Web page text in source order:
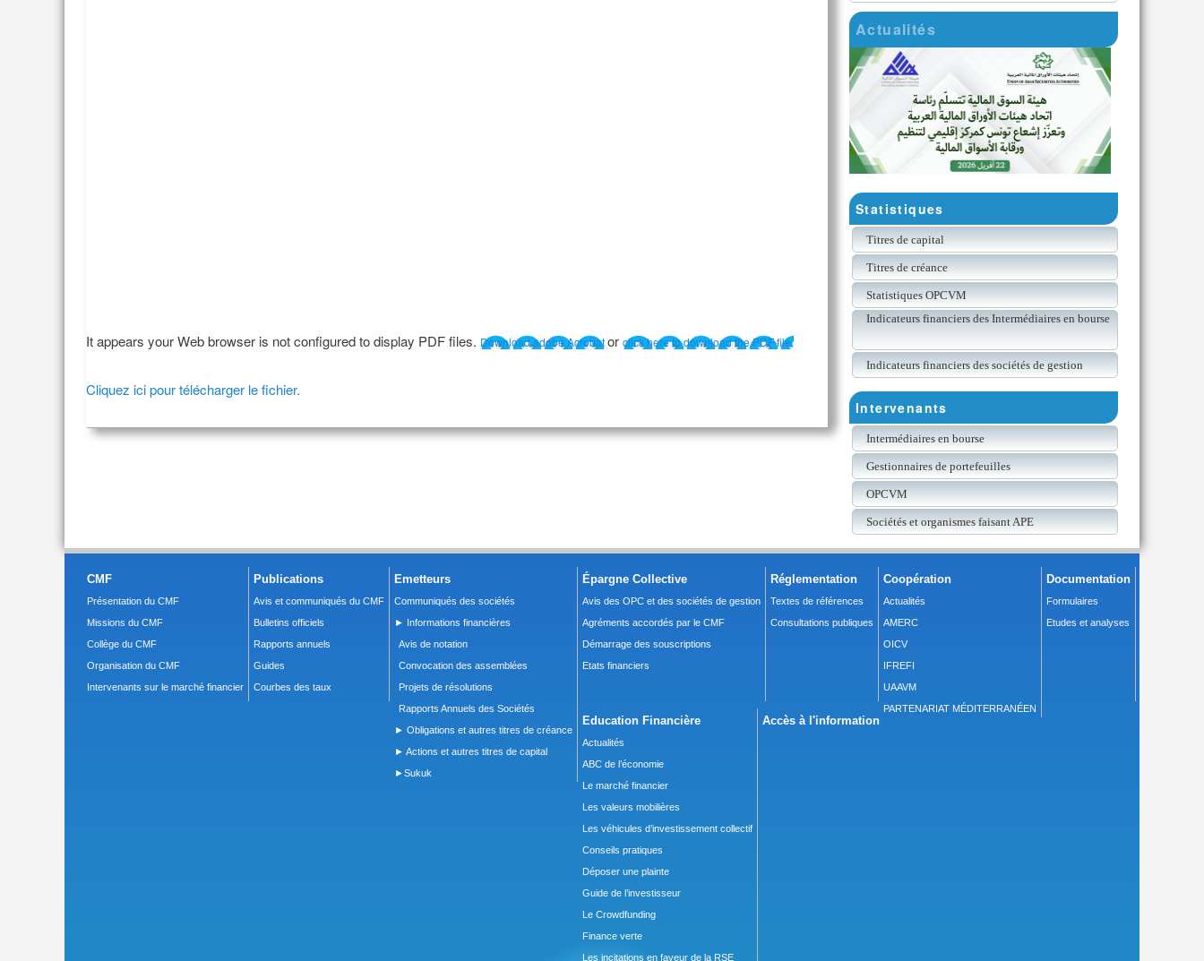
It appears your Web browser is not configured to display PDF files. Download adobe Acrobator click here to download the PDF file.
Cliquez ici pour télécharger le fichier.
Actualités
Statistiques
Titres de capital
Titres de créance
Statistiques OPCVM
Indicateurs financiers des Intermédiaires en bourse
Indicateurs financiers des sociétés de gestion
Intervenants
Intermédiaires en bourse
Gestionnaires de portefeuilles
OPCVM
Sociétés et organismes faisant APE
CMF
Présentation du CMF
Missions du CMF
Collège du CMF
Organisation du CMF
Intervenants sur le marché financier
Publications
Avis et communiqués du CMF
Bulletins officiels
Rapports annuels
Guides
Courbes des taux
Emetteurs
Communiqués des sociétés
► Informations financières
Avis de notation
Convocation des assemblées
Projets de résolutions
Rapports Annuels des Sociétés
► Obligations et autres titres de créance
► Actions et autres titres de capital
►Sukuk
Épargne Collective
Avis des OPC et des sociétés de gestion
Agréments accordés par le CMF
Démarrage des souscriptions
Etats financiers
Réglementation
Textes de références
Consultations publiques
Coopération
Actualités
AMERC
OICV
IFREFI
UAAVM
PARTENARIAT MÉDITERRANÉEN
Documentation
Formulaires
Etudes et analyses
Education Financière
Actualités
ABC de l’économie
Le marché financier
Les valeurs mobilières
Les véhicules d’investissement collectif
Conseils pratiques
Déposer une plainte
Guide de l’investisseur
Le Crowdfunding
Finance verte
Les incitations en faveur de la RSE
Accès à l'information